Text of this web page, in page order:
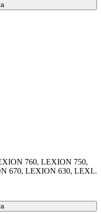
760, LEXION 750,
670, LEXION 630, LEXI..